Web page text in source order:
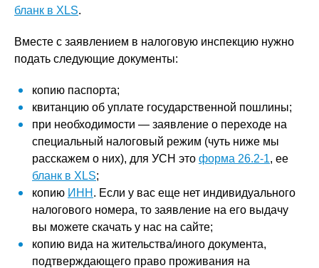
бланк в XLS.
Вместе с заявлением в налоговую инспекцию нужно
подать следующие документы:
копию паспорта;
квитанцию об уплате государственной пошлины;
при необходимости — заявление о переходе на
специальный налоговый режим (чуть ниже мы
расскажем о них), для УСН это форма 26.2-1, ее
бланк в XLS;
копию ИНН . Если у вас еще нет индивидуального
налогового номера, то заявление на его выдачу
вы можете скачать у нас на сайте;
копию вида на жительства/иного документа,
подтверждающего право проживания на